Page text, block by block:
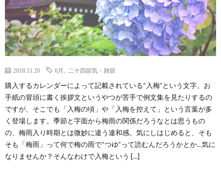
2018.11.20 6月 二十四節気・雑節
購入するカレンダーによって記載されている“入梅”という文字。お
手紙の冒頭に書く挨拶文というやつが苦手で例文集を見たりするの
ですが、そこでも「入梅の頃」や「入梅を控えて」という言葉が多
く登場します。季節と字面から梅雨の関係だろうなとは思うもの
の、梅雨入り時期とは微妙に違う違和感。気にしはじめると、そも
そも「梅雨」って何で梅の雨で“つゆ”って読むんだろうかとか…気に
なりませんか？そんなわけで入梅という […]